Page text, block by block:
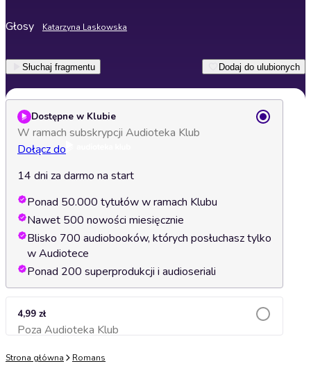
Głosy Katarzyna Laskowska
Słuchaj fragmentu Dodaj do ulubionych
Dostępne w Klubie
W ramach subskrypcji Audioteka Klub
Dołącz do
14 dni za darmo na start
Ponad 50.000 tytułów w ramach Klubu
Nawet 500 nowości miesięcznie
Blisko 700 audiobooków, których posłuchasz tylko
w Audiotece
Ponad 200 superprodukcji i audioseriali
4,99 zł
Poza Audioteka KlubDodaj do koszyka
Strona główna Romans